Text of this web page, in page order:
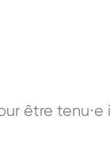
être